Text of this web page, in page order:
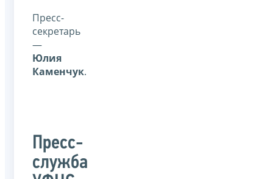
Пресс-
секретарь
—
Юлия
Каменчук.
Пресс-
служба